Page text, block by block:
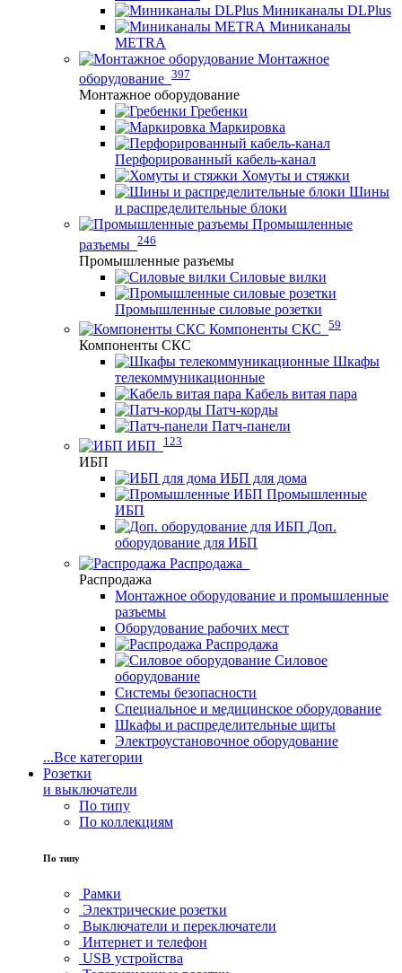
Миниканалы DLPlus
Миниканалы
METRA
Монтажное
оборудование 397
Монтажное оборудование
Гребенки
Маркировка
Перфорированный кабель-канал
Хомуты и стяжки
Шины
и распределительные блоки
Промышленные
разъемы 246
Промышленные разъемы
Силовые вилки
Промышленные силовые розетки
Компоненты СКС 59
Компоненты СКС
Шкафы
телекоммуникационные
Кабель витая пара
Патч-корды
Патч-панели
ИБП
123
ИБП
ИБП для дома
Промышленные
ИБП
Доп.
оборудование для ИБП
Распродажа
Распродажа
Монтажное оборудование и промышленные
разъемы
Оборудование рабочих мест
Распродажа
Силовое
оборудование
Системы безопасности
Специальное и медицинское оборудование
Шкафы и распределительные щиты
Электроустановочное оборудование
...Все категории
Розетки
и выключатели
По типу
По коллекциям
По типу
Рамки
Электрические розетки
Выключатели и переключатели
Интернет и телефон
USB устройства